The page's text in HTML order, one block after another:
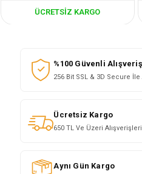
ÜCRETSIZ KARGO
%100 Güvenli Alışveriş
256 Bit SSL & 3D Secure
Ücretsiz Kargo
650 TL Ve Üzeri
Aynı Gün Kargo